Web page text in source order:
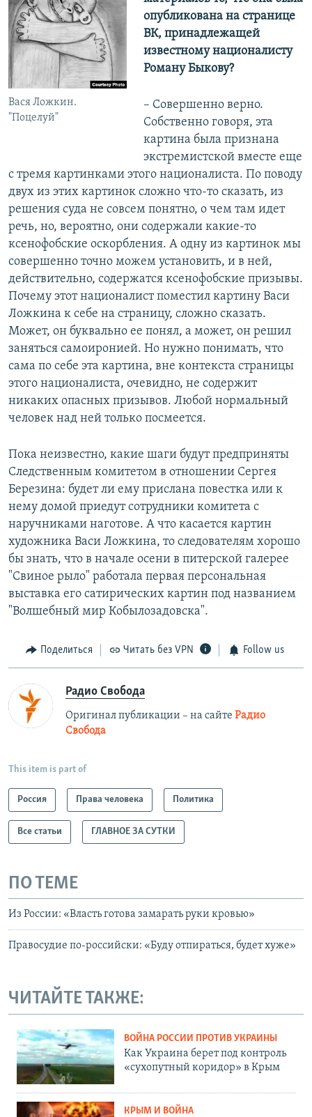
Вася Ложкин.
"Поцелуй"
опубликована на странице
ВК, принадлежащей
известному националисту
Роману Быкову?
– Совершенно верно.
Собственно говоря, эта
картина была признана
экстремистской вместе еще
с тремя картинками этого националиста. По поводу
двух из этих картинок сложно что-то сказать, из
решения суда не совсем понятно, о чем там идет
речь, но, вероятно, они содержали какие-то
ксенофобские оскорбления. А одну из картинок мы
совершенно точно можем установить, и в ней,
действительно, содержатся ксенофобские призывы.
Почему этот националист поместил картину Васи
Ложкина к себе на страницу, сложно сказать.
Может, он буквально ее понял, а может, он решил
заняться самоиронией. Но нужно понимать, что
сама по себе эта картина, вне контекста страницы
этого националиста, очевидно, не содержит
никаких опасных призывов. Любой нормальный
человек над ней только посмеется.
Пока неизвестно, какие шаги будут предприняты
Следственным комитетом в отношении Сергея
Березина: будет ли ему прислана повестка или к
нему домой приедут сотрудники комитета с
наручниками наготове. А что касается картин
художника Васи Ложкина, то следователям хорошо
бы знать, что в начале осени в питерской галерее
"Свиное рыло" работала первая персональная
выставка его сатирических картин под названием
"Волшебный мир Кобылозадовска".
Поделиться Читать без VPN Follow us
Радио Свобода
Оригинал публикации – на сайте Радио
Свобода
This item is part of
Россия Права человека Политика
Все статьи ГЛАВНОЕ ЗА СУТКИ
ПО ТЕМЕ
Из России: «Власть готова замарать руки кровью»
Правосудие по-российски: «Буду отпираться, будет хуже»
ЧИТАЙТЕ ТАКЖЕ:
ВОЙНА РОССИИ ПРОТИВ УКРАИНЫ
Как Украина берет под контроль
«сухопутный коридор» в Крым
КРЫМ И ВОЙНА